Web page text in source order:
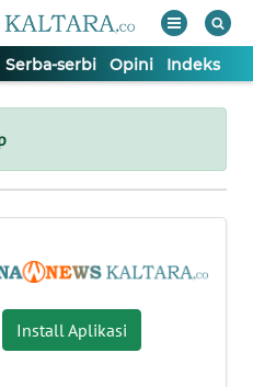
Serba-serbi Opini Indeks
Install Aplikasi